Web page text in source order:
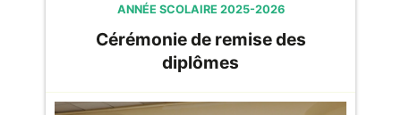
ANNÉE SCOLAIRE 2025-2026
Cérémonie de remise des
diplômes